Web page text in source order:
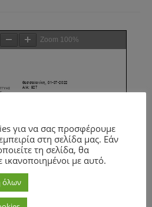
Zoom 100%
για να σας προσφέρουμε
στη σελίδα μας. Εάν
τη σελίδα, θα
με αυτό.
όλων